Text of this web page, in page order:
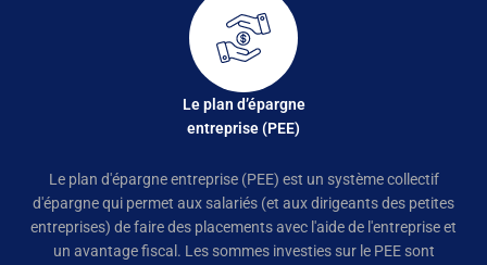
Le plan d’épargne
entreprise (PEE)
Le plan d'épargne entreprise (PEE) est un système collectif
d'épargne qui permet aux salariés (et aux dirigeants des petites
entreprises) de faire des placements avec l'aide de l'entreprise et
un avantage fiscal. Les sommes investies sur le PEE sont